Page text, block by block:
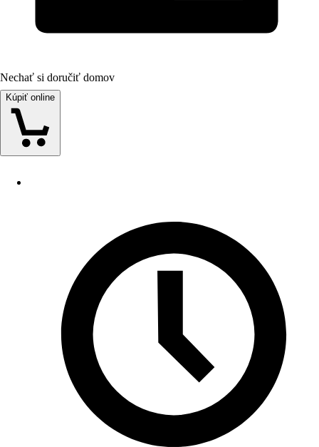
Nechať si doručiť domov
Kúpiť online